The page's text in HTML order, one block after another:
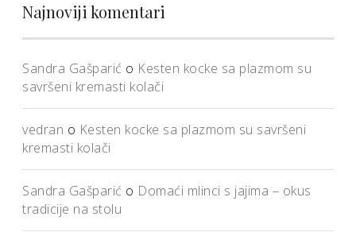
Najnoviji komentari
Sandra Gašparić o Kesten kocke sa plazmom su
savršeni kremasti kolači
vedran o Kesten kocke sa plazmom su savršeni
kremasti kolači
Sandra Gašparić o Domaći mlinci s jajima – okus
tradicije na stolu